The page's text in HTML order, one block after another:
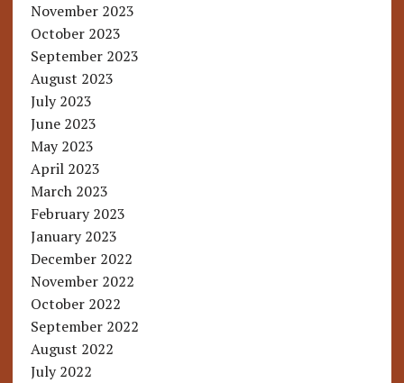
November 2023
October 2023
September 2023
August 2023
July 2023
June 2023
May 2023
April 2023
March 2023
February 2023
January 2023
December 2022
November 2022
October 2022
September 2022
August 2022
July 2022